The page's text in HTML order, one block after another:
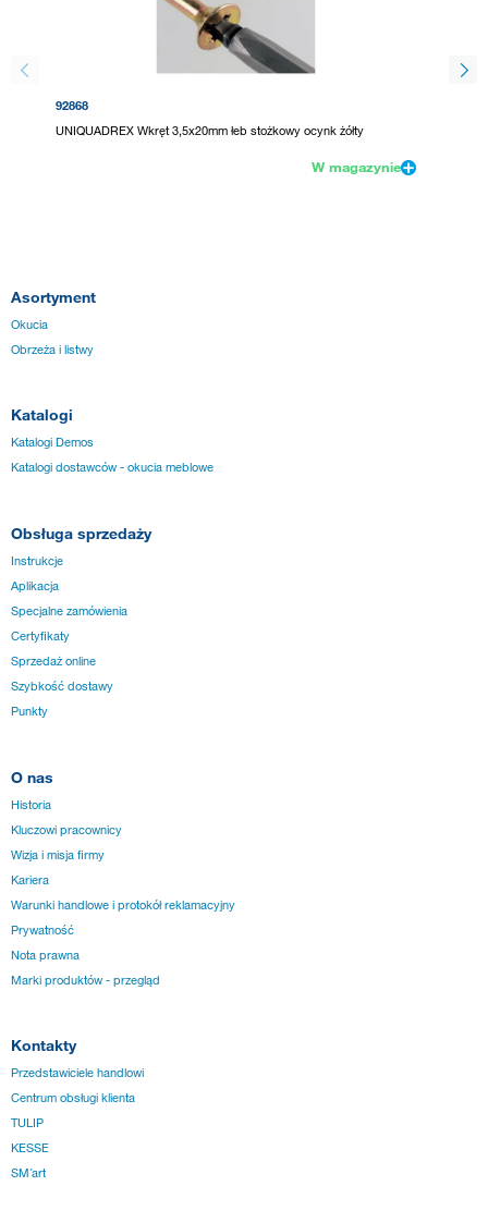
92868
UNIQUADREX Wkręt 3,5x20mm łeb stożkowy ocynk żółty
W magazynie
Asortyment
Okucia
Obrzeża i listwy
Katalogi
Katalogi Demos
Katalogi dostawców - okucia meblowe
Obsługa sprzedaży
Instrukcje
Aplikacja
Specjalne zamówienia
Certyfikaty
Sprzedaż online
Szybkość dostawy
Punkty
O nas
Historia
Kluczowi pracownicy
Wizja i misja firmy
Kariera
Warunki handlowe i protokół reklamacyjny
Prywatność
Nota prawna
Marki produktów - przegląd
Kontakty
Przedstawiciele handlowi
Centrum obsługi klienta
TULIP
KESSE
SM´art